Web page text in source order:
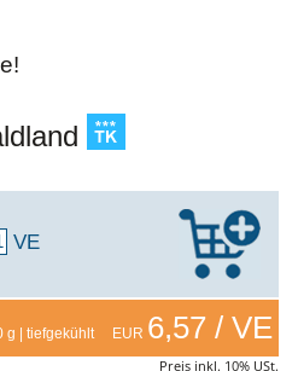
VE
g | tiefgekühlt EUR 6,57 / VE
Preis inkl. 10% USt.